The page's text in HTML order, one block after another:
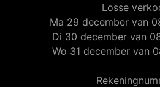
Losse
Ma 29 december van
Di 30 december van
Wo 31 december van